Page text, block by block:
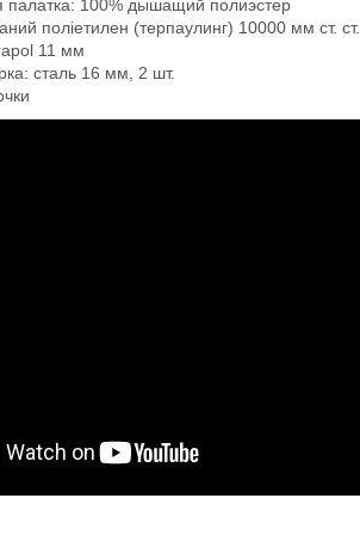
палатка: 100% дышащий полиэстер
поліетилен (терпаулинг) 10000 мм ст. ст.
11 мм
сталь 16 мм, 2 шт.